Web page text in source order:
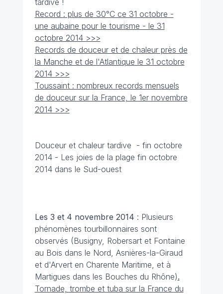
tardive !
Record : plus de 30°C ce 31 octobre -
une aubaine pour le tourisme - le 31
octobre 2014 >>>
Records de douceur et de chaleur près de
la Manche et de l'Atlantique le 31 octobre
2014 >>>
Toussaint : nombreux records mensuels
de douceur sur la France, le 1er novembre
2014 >>>
Douceur et chaleur tardive - fin octobre
2014 - Les joies de la plage fin octobre
2014 dans le Sud-ouest
Les 3 et 4 novembre 2014 : Plusieurs
phénomènes tourbillonnaires sont
observés (Busigny, Robersart et Fontaine
au Bois dans le Nord, Asnières-la-Giraud
et d'Arvert en Charente Maritime, et à
Martigues dans les Bouches du Rhône).
Tornade, trombe et tuba sur la France du